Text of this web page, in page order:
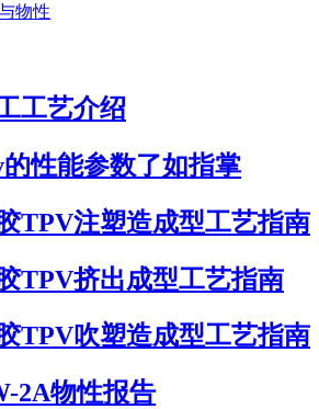
物性
工艺介绍
性能参数了如指掌
TPV注塑造成型工艺指南
TPV挤出成型工艺指南
TPV吹塑造成型工艺指南
2A物性报告